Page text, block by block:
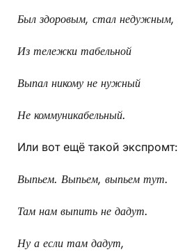
Был здоровым, стал недужным,
Из тележки табельной
Выпал никому не нужный
Не коммуникабельный.
Или вот ещё такой экспромт:
Выпьем. Выпьем, выпьем тут.
Там нам выпить не дадут.
Ну а если там дадут,